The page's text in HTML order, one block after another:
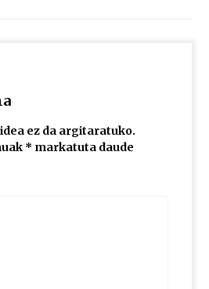
ez da argitaratuko.
* markatuta daude